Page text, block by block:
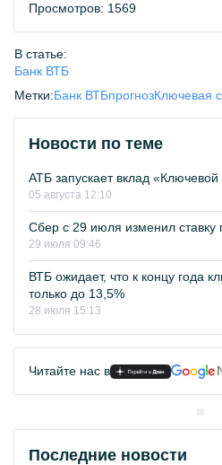
Просмотров: 1569
В статье:
Банк ВТБ
Метки:Банк ВТБпрогнозКлючевая
Новости по теме
АТБ запускает вклад «Ключевой
05 августа 12:10
Сбер с 29 июля изменил ставку
29 июля 09:46
ВТБ ожидает, что к концу года
только до 13,5%
28 июля 15:13
Читайте нас в
Последние новости